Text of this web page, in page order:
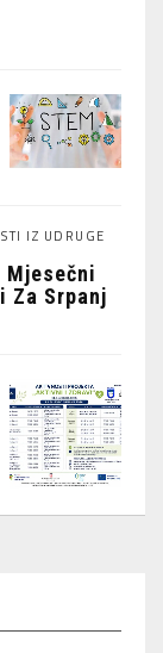
IZ UDRUGE
Mjesečni
Za Srpanj